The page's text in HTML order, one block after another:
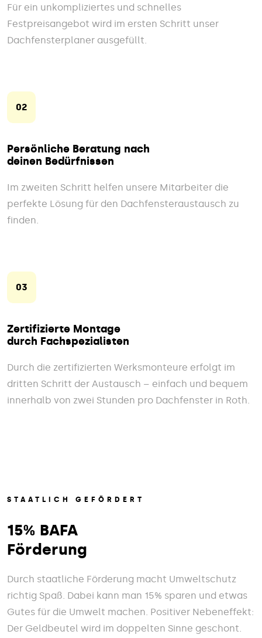
Für ein unkompliziertes und schnelles
Festpreisangebot wird im ersten Schritt unser
Dachfensterplaner ausgefüllt.
02
Persönliche Beratung nach
deinen Bedürfnissen
Im zweiten Schritt helfen unsere Mitarbeiter die
perfekte Lösung für den Dachfensteraustausch zu
finden.
03
Zertifizierte Montage
durch Fachspezialisten
Durch die zertifizierten Werksmonteure erfolgt im
dritten Schritt der Austausch – einfach und bequem
innerhalb von zwei Stunden pro Dachfenster in Roth.
STAATLICH GEFÖRDERT
15% BAFA
Förderung
Durch staatliche Förderung macht Umweltschutz
richtig Spaß. Dabei kann man 15% sparen und etwas
Gutes für die Umwelt machen. Positiver Nebeneffekt:
Der Geldbeutel wird im doppelten Sinne geschont.